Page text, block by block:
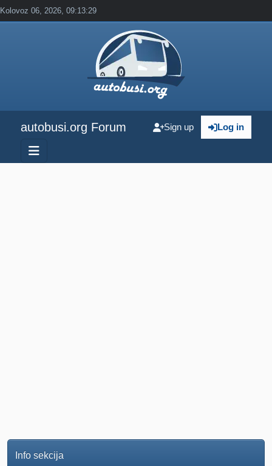
Kolovoz 06, 2026, 09:13:29
autobusi.org Forum Log in
Sign up
Info sekcija